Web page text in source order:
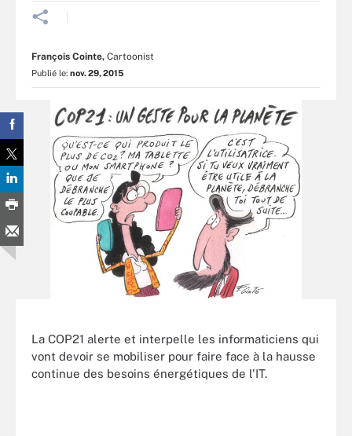
François Cointe, Cartoonist
Publié le: nov. 29, 2015
La COP21 alerte et interpelle les informaticiens qui
vont devoir se mobiliser pour faire face à la hausse
continue des besoins énergétiques de l'IT.